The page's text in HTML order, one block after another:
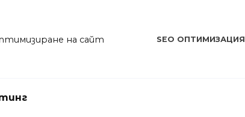
на сайт SEO ОПТИМИЗАЦИЯ